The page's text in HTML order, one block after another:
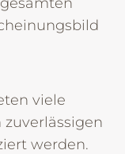
viele
werden.